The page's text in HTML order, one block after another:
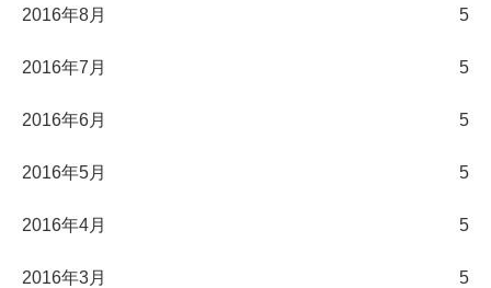
2016年8月 5
2016年7月 5
2016年6月 5
2016年5月 5
2016年4月 5
2016年3月 5